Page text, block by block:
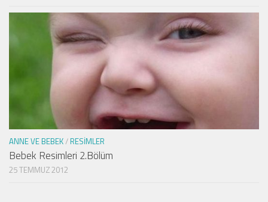
ANNE VE BEBEK/ RESIMLER
Bebek Resimleri 2.Bölüm
25 TEMMUZ 2012